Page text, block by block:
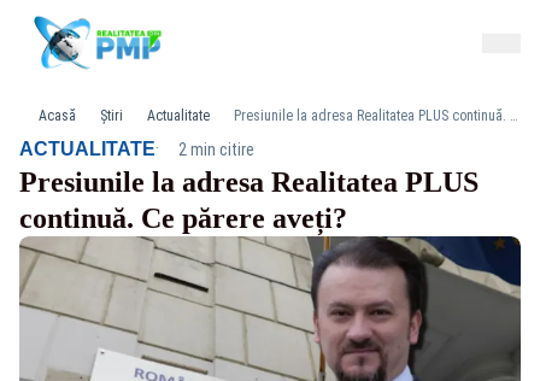
Acasă Știri Actualitate Presiunile la adresa Realitatea PLUS continuă. Ce părere aveți?
ACTUALITATE· 2 min citire
Presiunile la adresa Realitatea PLUS
continuă. Ce părere aveți?